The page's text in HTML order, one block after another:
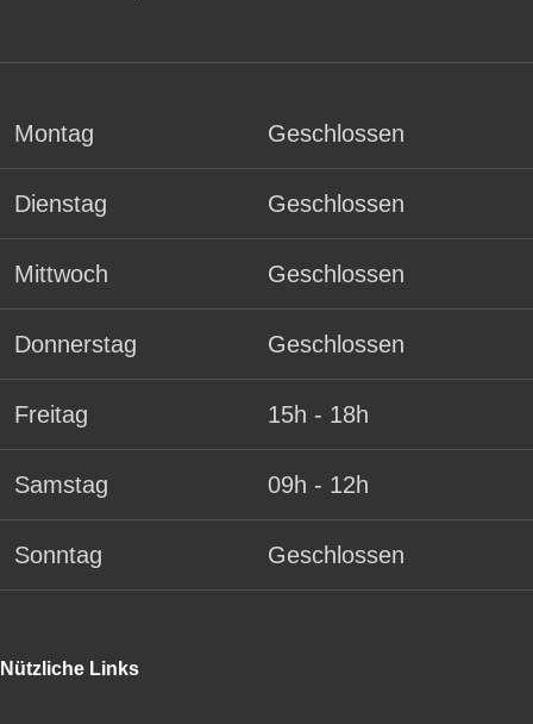
Montag Geschlossen
Dienstag Geschlossen
Mittwoch Geschlossen
Donnerstag Geschlossen
Freitag 15h - 18h
Samstag 09h - 12h
Sonntag Geschlossen
Nützliche Links